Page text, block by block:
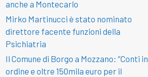
anche a Montecarlo
Mirko Martinucci è stato nominato
direttore facente funzioni della
Psichiatria
Il Comune di Borgo a Mozzano: “Conti in
ordine e oltre 150mila euro per il